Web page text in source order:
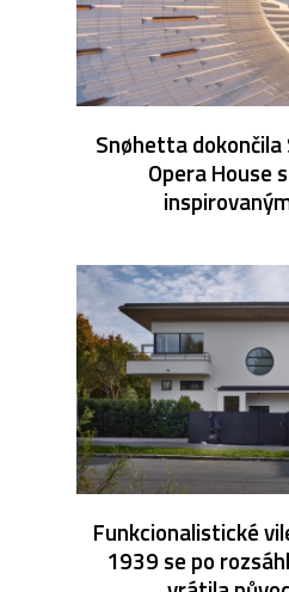
Snøhetta dokončila
Opera House
Funkcionalistické
1939 se po